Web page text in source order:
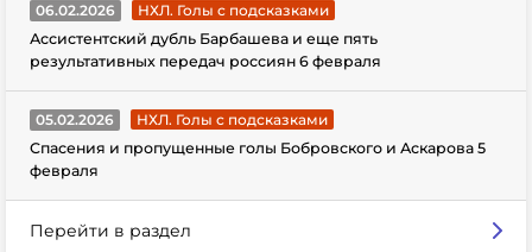
06.02.2026
НХЛ. Голы с подсказками
Ассистентский дубль Барбашева и еще пять
результативных передач россиян 6 февраля
05.02.2026
НХЛ. Голы с подсказками
Спасения и пропущенные голы Бобровского и Аскарова 5
февраля
Перейти в раздел